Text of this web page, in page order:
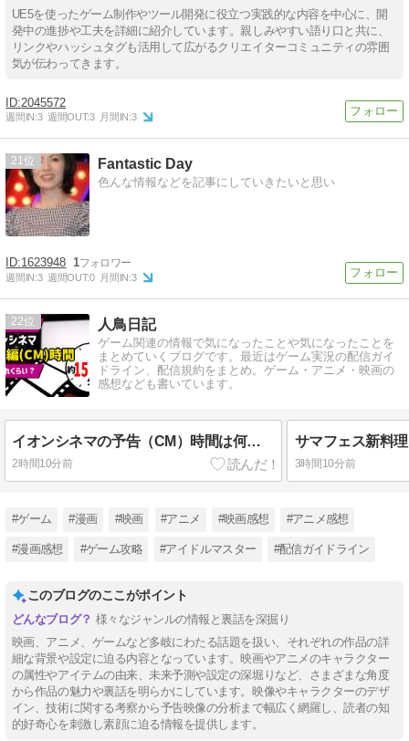
UE5を使ったゲーム制作やツール開発に役立つ実践的な内容を中心に、開
発中の進捗や工夫を詳細に紹介しています。親しみやすい語り口と共に、
リンクやハッシュタグも活用して広がるクリエイターコミュニティの雰囲
気が伝わってきます。
2045572
週間IN:3 週間OUT:3 月間IN:3
21 Fantastic Day
色んな情報などを記事にしていきたいと思い
1623948 1
週間IN:3 週間OUT:0 月間IN:3
22 人鳥日記
ゲーム関連の情報で気になったことや気になったことを
まとめていくブログです。最近はゲーム実況の配信ガイ
ドライン、配信規約をまとめ。ゲーム・アニメ・映画の
感想なども書いています。
イオンシネマの予告（CM）時間は何分？上映開始時間に遅れても入れる？
2時間10分前 3時間10分前
#ゲーム #漫画 #映画 #アニメ #映画感想 #アニメ感想
#漫画感想 #ゲーム攻略 #アイドルマスター #配信ガイドライン
このブログのここがポイント
様々なジャンルの情報と裏話を深掘り
映画、アニメ、ゲームなど多岐にわたる話題を扱い、それぞれの作品の詳
細な背景や設定に迫る内容となっています。映画やアニメのキャラクター
の属性やアイテムの由来、未来予測や設定の深堀りなど、さまざまな角度
から作品の魅力や裏話を明らかにしています。映像やキャラクターのデザ
イン、技術に関する考察から予告映像の分析まで幅広く網羅し、読者の知
的好奇心を刺激し素顔に迫る情報を提供します。